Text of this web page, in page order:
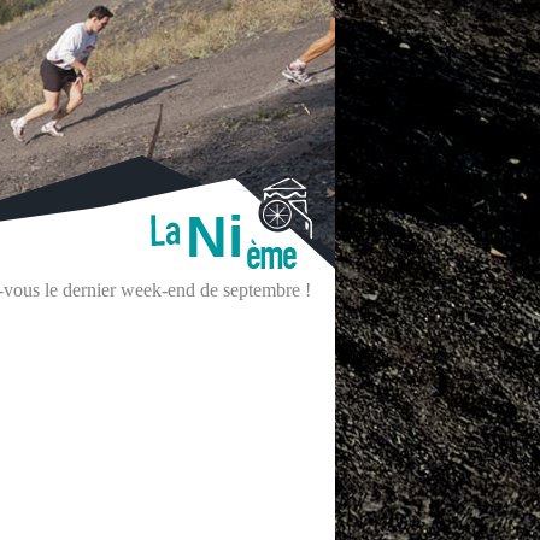
Ni
le dernier week-end de septembre !